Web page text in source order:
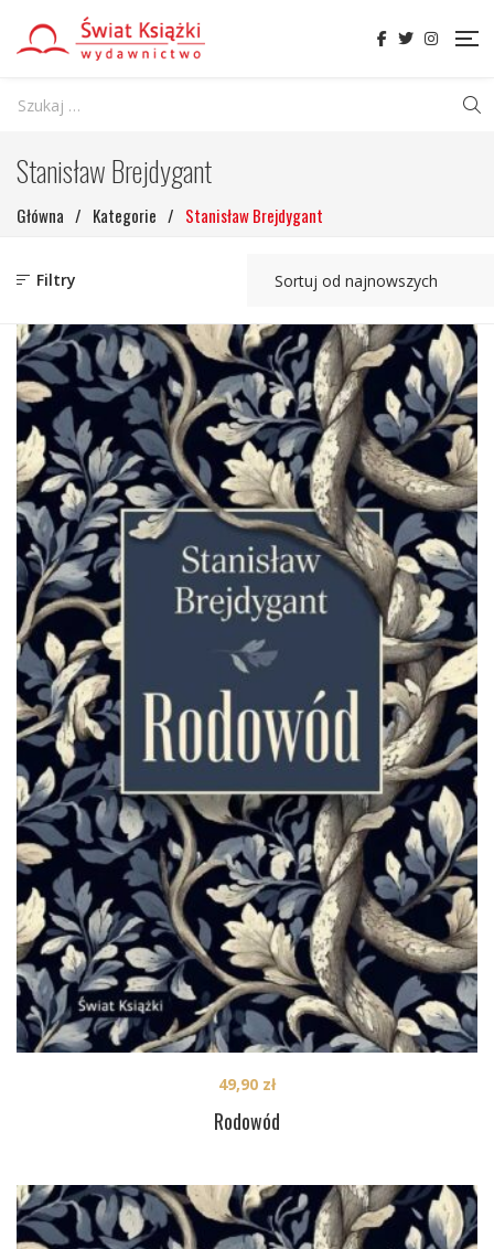
Stanisław Brejdygant
Główna / Kategorie / Stanisław Brejdygant
Filtry
Rodowód
49,90 zł